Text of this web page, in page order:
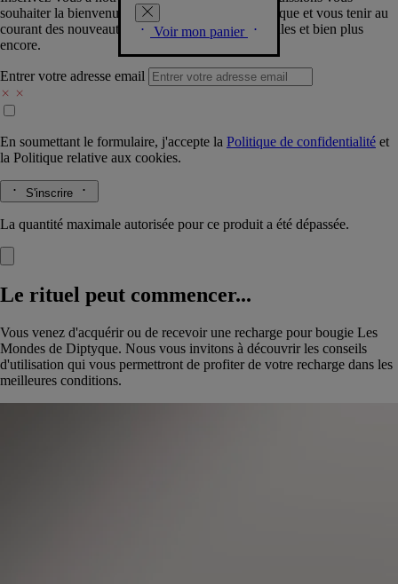
Voir mon panier
souhaiter la bienvenue dans la communauté Diptyque et vous tenir au
courant des nouveautés, événements, offres spéciales et bien plus
encore.
Entrer votre adresse email
En soumettant le formulaire, j'accepte la Politique de confidentialité et
la Politique relative aux cookies.
S'inscrire
La quantité maximale autorisée pour ce produit a été dépassée.
Le rituel peut commencer...
Vous venez d'acquérir ou de recevoir une recharge pour bougie Les
Mondes de Diptyque. Nous vous invitons à découvrir les conseils
d'utilisation qui vous permettront de profiter de votre recharge dans les
meilleures conditions.